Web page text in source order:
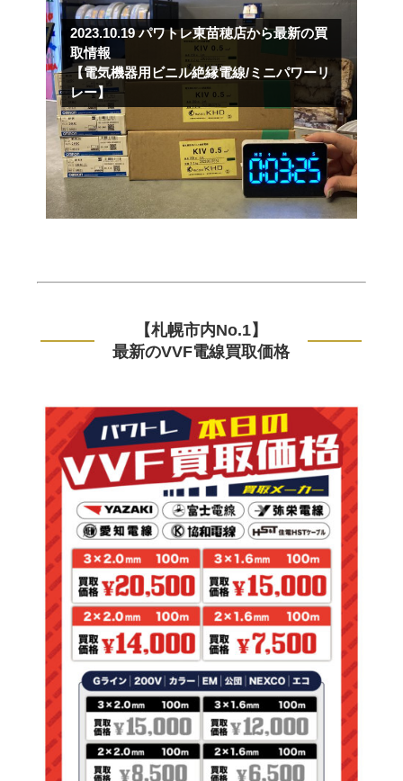
2023.10.19パワトレ東苗穂店から最新の買
取情報
【電気機器用ビニル絶縁電線/ミニパワーリ
レー】
【札幌市内No.1】
最新のVVF電線買取価格